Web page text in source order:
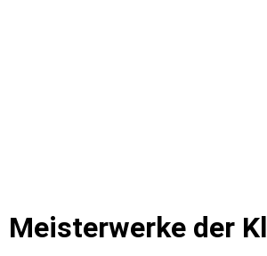
Meisterwerke der